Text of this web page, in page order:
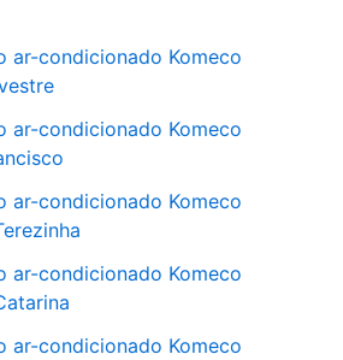
ar-condicionado Komeco
ar-condicionado Komeco
ar-condicionado Komeco
ar-condicionado Komeco
ar-condicionado Komeco